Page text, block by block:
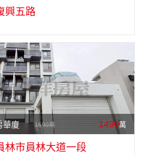
興五路
華廈 1590萬 1490萬
林市員林大道一段